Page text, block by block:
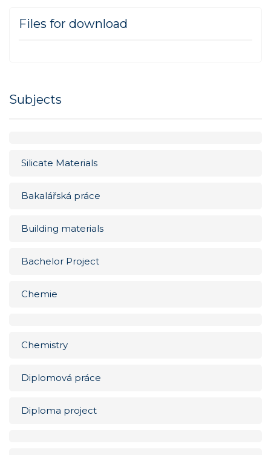
Files for download
Subjects
Silicate Materials
Bakalářská práce
Building materials
Bachelor Project
Chemie
Chemistry
Diplomová práce
Diploma project